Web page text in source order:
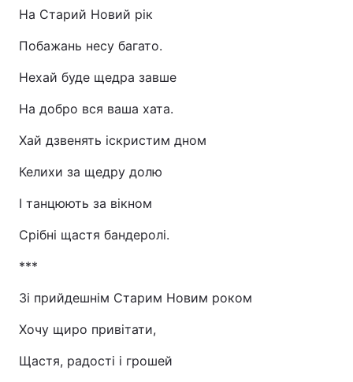
На Старий Новий рік
Побажань несу багато.
Нехай буде щедра завше
На добро вся ваша хата.
Хай дзвенять іскристим дном
Келихи за щедру долю
І танцюють за вікном
Срібні щастя бандеролі.
***
Зі прийдешнім Старим Новим роком
Хочу щиро привітати,
Щастя, радості і грошей